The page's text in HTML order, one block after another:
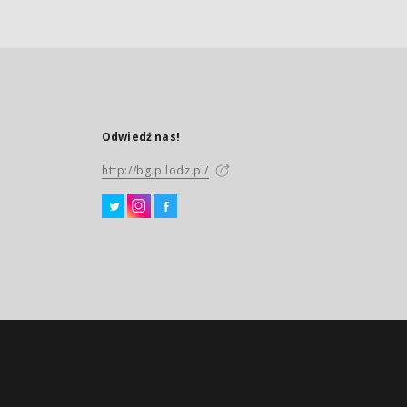
Odwiedź nas!
http://bg.p.lodz.pl/